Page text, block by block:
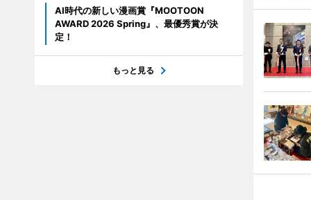
AI時代の新しい漫画賞『MOOTOON
AWARD 2026 Spring』、最優秀賞が決
定！
もっと見る